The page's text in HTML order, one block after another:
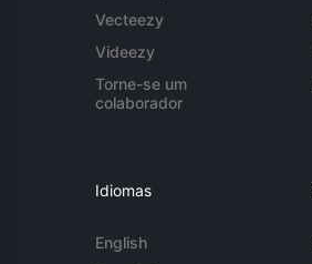
Vecteezy
Videezy
Torne-se um
colaborador
Idiomas
English